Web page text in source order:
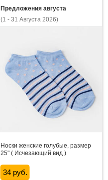
Предложения августа
(1 - 31 Августа 2026)
Носки женские голубые, размер
25" ( Исчезающий вид )
34 руб.